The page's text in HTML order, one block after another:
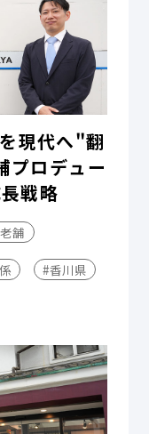
現代へ"翻
プロデュー
戦略
舗
#香川県